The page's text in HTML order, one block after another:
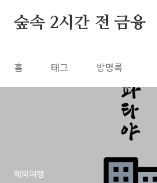
숲속 2시간 전 금융
홈 태그 방명록
해외여행